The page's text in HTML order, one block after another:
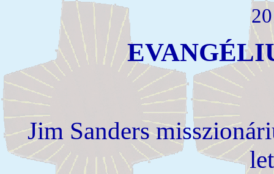
Jim Sanders